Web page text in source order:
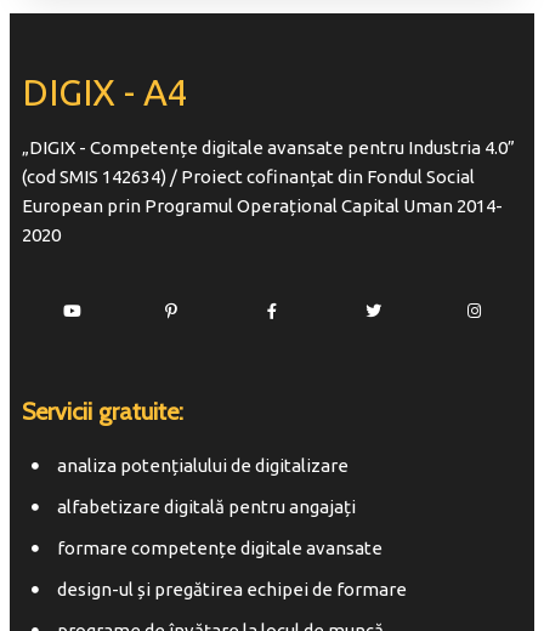
DIGIX - A4
„DIGIX - Competențe digitale avansate pentru Industria 4.0”
(cod SMIS 142634) / Proiect cofinanțat din Fondul Social
European prin Programul Operațional Capital Uman 2014-
2020
Servicii gratuite:
analiza potențialului de digitalizare
alfabetizare digitală pentru angajați
formare competențe digitale avansate
design-ul și pregătirea echipei de formare